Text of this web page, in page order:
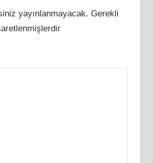
yayınlanmayacak. Gerekli